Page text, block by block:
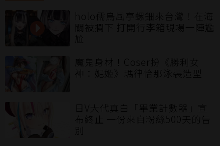
holo儒烏風亭螺鈿來台灣！在海
關被攔下 打開行李箱現場一陣尷
尬
魔鬼身材！Coser扮《勝利女
神：妮姬》瑪律恰那泳裝造型
日V大代真白「畢業計數器」宣
布終止 一份來自粉絲500天的告
別